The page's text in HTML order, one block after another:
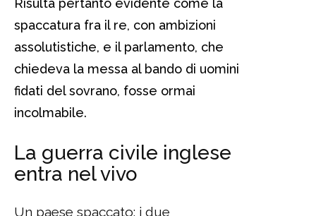
Risulta pertanto evidente come la
spaccatura fra il re, con ambizioni
assolutistiche, e il parlamento, che
chiedeva la messa al bando di uomini
fidati del sovrano, fosse ormai
incolmabile.
La guerra civile inglese
entra nel vivo
Un paese spaccato: i due